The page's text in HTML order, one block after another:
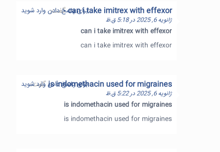
can i take imitrex with effexorگفت:
ژانویه 6, 2025 در 5:18 ق.ظ
can i take imitrex with effexor
can i take imitrex with effexor
برای پاسخ دادن وارد شوید
is indomethacin used for migrainesگفت:
ژانویه 6, 2025 در 5:22 ق.ظ
is indomethacin used for migraines
is indomethacin used for migraines
برای پاسخ دادن وارد شوید